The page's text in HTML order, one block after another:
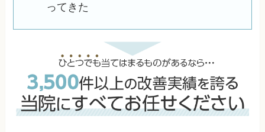
ってきた